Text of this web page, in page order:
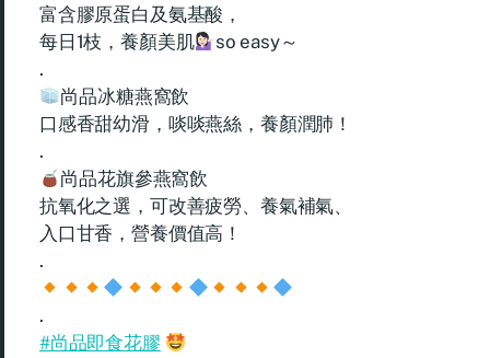
富含膠原蛋白及氨基酸，
每日1枝，養顏美肌
so easy～
.
尚品冰糖燕窩飲
口感香甜幼滑，啖啖燕絲，養顏潤肺！
.
尚品花旗參燕窩飲
抗氧化之選，可改善疲勞、養氣補氣、
入口甘香，營養價值高！
.
.
#尚品即食花膠